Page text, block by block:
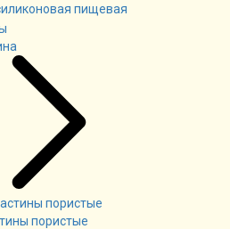
пищевая
пористые